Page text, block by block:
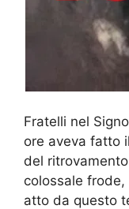
Fratelli nel
ore aveva fatto
del
colossale
atto da questo